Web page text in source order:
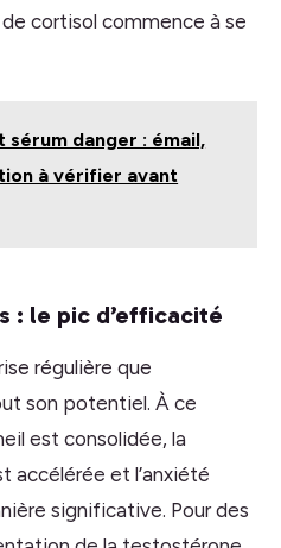
cortisol commence à se
sérum danger : émail,
à vérifier avant
: le pic d’efficacité
régulière que
son potentiel. À ce
est consolidée, la
accélérée et l’anxiété
significative. Pour des